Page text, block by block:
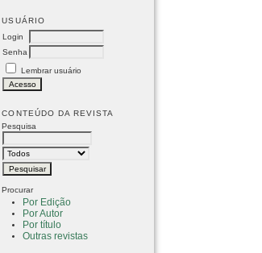
USUÁRIO
Login
Senha
Lembrar usuário
CONTEÚDO DA REVISTA
Pesquisa
Procurar
Por Edição
Por Autor
Por título
Outras revistas